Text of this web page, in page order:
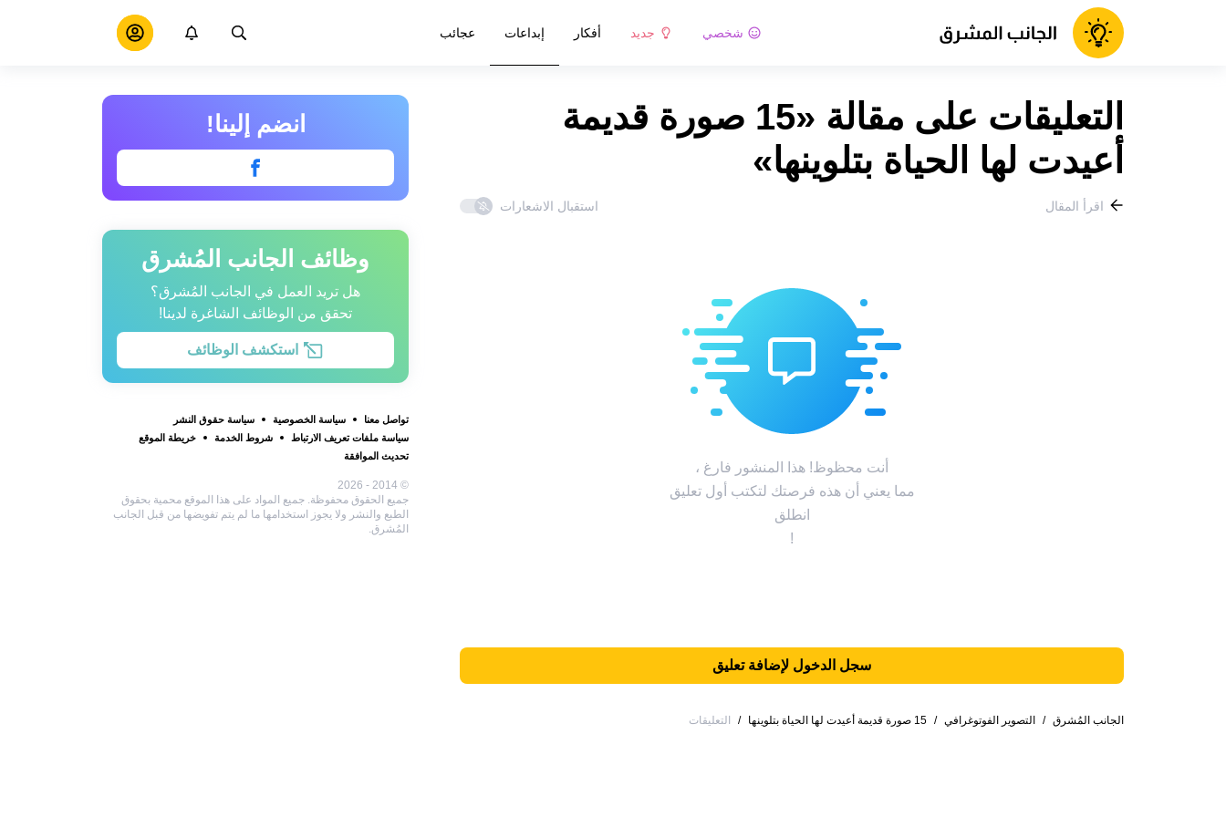
شخصي جديد أفكار إبداعات عجائب
انضم إلينا!
وظائف الجانب المُشرق
هل تريد العمل في الجانب المُشرق؟
تحقق من الوظائف الشاغرة لدينا!
استكشف الوظائف
تواصل معنا سياسة الخصوصية
سياسة حقوق النشر
سياسة ملفات تعريف الارتباط
شروط الخدمة
خريطة الموقع
تحديث الموافقة
© 2014 - 2026
جميع الحقوق محفوظة. جميع المواد على هذا الموقع محمية بحقوق
الطبع والنشر ولا يجوز استخدامها ما لم يتم تفويضها من قبل الجانب
المُشرق.
التعليقات على مقالة «15 صورة قديمة
أعيدت لها الحياة بتلوينها»
اقرأ المقال استقبال الاشعارات
أنت محظوظ! هذا المنشور فارغ ،
مما يعني أن هذه فرصتك لتكتب أول تعليق
انطلق
!
سجل الدخول لإضافة تعليق
الجانب المُشرق / التصوير الفوتوغرافي / 15 صورة قديمة أعيدت لها الحياة بتلوينها / التعليقات